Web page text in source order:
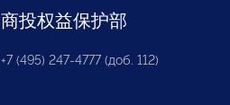
商投权益保护部
+7 (495) 247-4777 (доб. 112)